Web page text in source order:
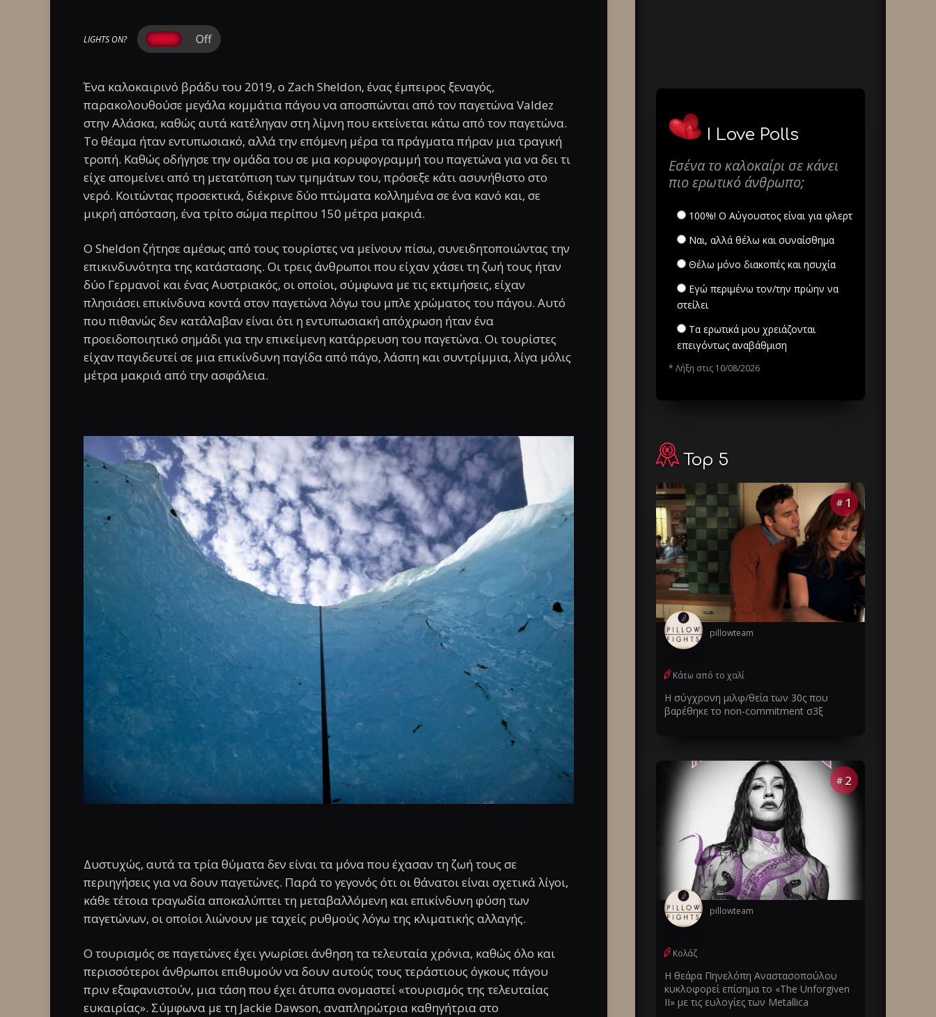
LIGHTS ON?
Ένα καλοκαιρινό βράδυ του 2019, ο Zach Sheldon, ένας έμπειρος ξεναγός,
παρακολουθούσε μεγάλα κομμάτια πάγου να αποσπώνται από τον παγετώνα Valdez
στην Αλάσκα, καθώς αυτά κατέληγαν στη λίμνη που εκτείνεται κάτω από τον παγετώνα.
Το θέαμα ήταν εντυπωσιακό, αλλά την επόμενη μέρα τα πράγματα πήραν μια τραγική
τροπή. Καθώς οδήγησε την ομάδα του σε μια κορυφογραμμή του παγετώνα για να δει τι
είχε απομείνει από τη μετατόπιση των τμημάτων του, πρόσεξε κάτι ασυνήθιστο στο
νερό. Κοιτώντας προσεκτικά, διέκρινε δύο πτώματα κολλημένα σε ένα κανό και, σε
μικρή απόσταση, ένα τρίτο σώμα περίπου 150 μέτρα μακριά.
Ο Sheldon ζήτησε αμέσως από τους τουρίστες να μείνουν πίσω, συνειδητοποιώντας την
επικινδυνότητα της κατάστασης. Οι τρεις άνθρωποι που είχαν χάσει τη ζωή τους ήταν
δύο Γερμανοί και ένας Αυστριακός, οι οποίοι, σύμφωνα με τις εκτιμήσεις, είχαν
πλησιάσει επικίνδυνα κοντά στον παγετώνα λόγω του μπλε χρώματος του πάγου. Αυτό
που πιθανώς δεν κατάλαβαν είναι ότι η εντυπωσιακή απόχρωση ήταν ένα
προειδοποιητικό σημάδι για την επικείμενη κατάρρευση του παγετώνα. Οι τουρίστες
είχαν παγιδευτεί σε μια επικίνδυνη παγίδα από πάγο, λάσπη και συντρίμμια, λίγα μόλις
μέτρα μακριά από την ασφάλεια.
Δυστυχώς, αυτά τα τρία θύματα δεν είναι τα μόνα που έχασαν τη ζωή τους σε
περιηγήσεις για να δουν παγετώνες. Παρά το γεγονός ότι οι θάνατοι είναι σχετικά λίγοι,
κάθε τέτοια τραγωδία αποκαλύπτει τη μεταβαλλόμενη και επικίνδυνη φύση των
παγετώνων, οι οποίοι λιώνουν με ταχείς ρυθμούς λόγω της κλιματικής αλλαγής.
Ο τουρισμός σε παγετώνες έχει γνωρίσει άνθηση τα τελευταία χρόνια, καθώς όλο και
περισσότεροι άνθρωποι επιθυμούν να δουν αυτούς τους τεράστιους όγκους πάγου
πριν εξαφανιστούν, μια τάση που έχει άτυπα ονομαστεί «τουρισμός της τελευταίας
ευκαιρίας». Σύμφωνα με τη Jackie Dawson, αναπληρώτρια καθηγήτρια στο
I Love Polls
Εσένα το καλοκαίρι σε κάνει
πιο ερωτικό άνθρωπο;
100%! Ο Αύγουστος είναι για φλερτ
Ναι, αλλά θέλω και συναίσθημα
Θέλω μόνο διακοπές και ησυχία
Εγώ περιμένω τον/την πρώην να
στείλει
Τα ερωτικά μου χρειάζονται
επειγόντως αναβάθμιση
* Λήξη στις 10/08/2026
Top 5
# 1
pillowteam
Κάτω από το χαλί
Η σύγχρονη μιλφ/θεία των 30ς που
βαρέθηκε το non-commitment σ3ξ
# 2
pillowteam
Κολάζ
Η θεάρα Πηνελόπη Αναστασοπούλου
κυκλοφορεί επίσημα το «The Unforgiven
II» με τις ευλογίες των Metallica